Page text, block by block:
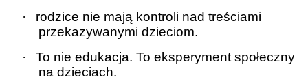
·
rodzice nie mają kontroli nad treściami
przekazywanymi dzieciom.
·
To nie edukacja. To eksperyment społeczny
na dzieciach.